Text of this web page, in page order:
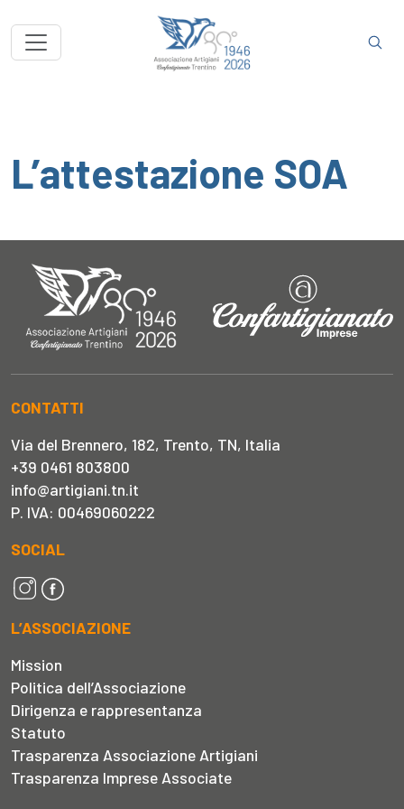
L’attestazione SOA
CONTATTI
Via del Brennero, 182, Trento, TN, Italia
+39 0461 803800
info@artigiani.tn.it
P. IVA: 00469060222
SOCIAL
L’ASSOCIAZIONE
Mission
Politica dell’Associazione
Dirigenza e rappresentanza
Statuto
Trasparenza Associazione Artigiani
Trasparenza Imprese Associate